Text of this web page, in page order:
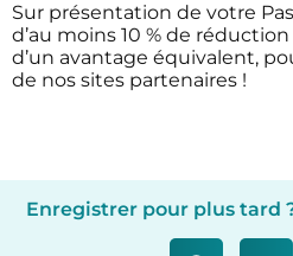
Sur présentation de votre
d’au moins 10 % de
d’un avantage équivalent,
de nos sites partenaires !
Enregistrer pour plus tard